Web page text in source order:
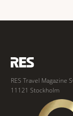
RES Travel Magazine
11121 Stockholm